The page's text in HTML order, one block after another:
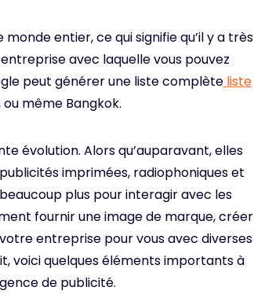
entier, ce qui signifie qu’il y a très
avec laquelle vous pouvez
peut générer une liste complète liste
ou même Bangkok.
évolution. Alors qu’auparavant, elles
imprimées, radiophoniques et
plus pour interagir avec les
fournir une image de marque, créer
entreprise pour vous avec diverses
voici quelques éléments importants à
de publicité.